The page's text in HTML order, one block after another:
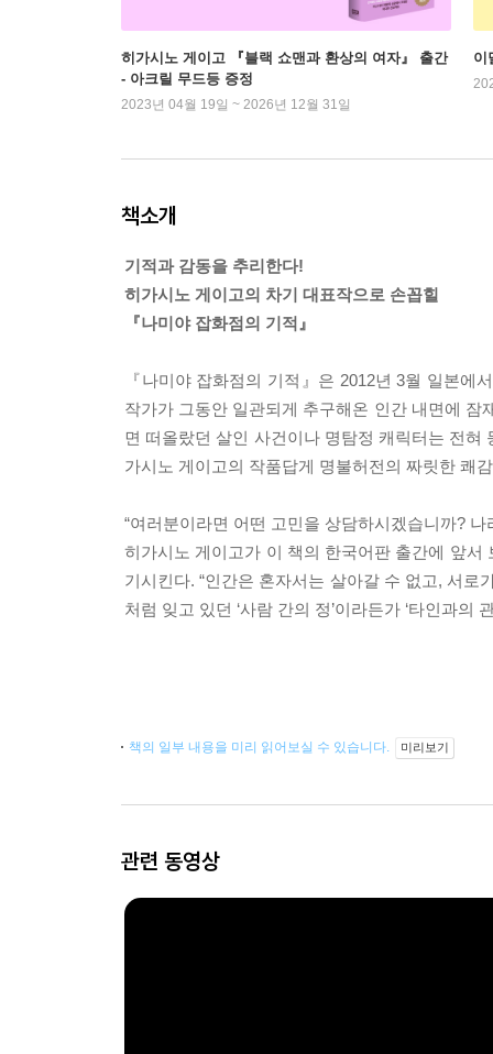
히가시노 게이고 『블랙 쇼맨과 환상의 여자』 출간
- 아크릴 무드등 증정
2023년 04월 19일 ~ 2026년 12월 31일
이
책소개
기적과 감동을 추리한다!
히가시노 게이고의 차기 대표작으로 손꼽힐
『나미야 잡화점의 기적』
『나미야 잡화점의 기적』은 2012년 3월 일본
작가가 그동안 일관되게 추구해온 인간 내면에
면 떠올랐던 살인 사건이나 명탐정 캐릭터는 전
가시노 게이고의 작품답게 명불허전의 짜릿한 쾌
“여러분이라면 어떤 고민을 상담하시겠습니까?
히가시노 게이고가 이 책의 한국어판 출간에 앞
기시킨다. “인간은 혼자서는 살아갈 수 없고, 서
처럼 잊고 있던 ‘사람 간의 정’이라든가 ‘타인과
책의 일부 내용을 미리 읽어보실 수 있습니다. 미리보기
관련 동영상